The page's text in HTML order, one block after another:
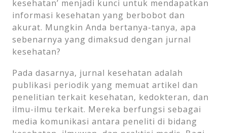
kesehatan’ menjadi kunci untuk mendapatkan
informasi kesehatan yang berbobot dan
akurat. Mungkin Anda bertanya-tanya, apa
sebenarnya yang dimaksud dengan jurnal
kesehatan?
Pada dasarnya, jurnal kesehatan adalah
publikasi periodik yang memuat artikel dan
penelitian terkait kesehatan, kedokteran, dan
ilmu-ilmu terkait. Mereka berfungsi sebagai
media komunikasi antara peneliti di bidang